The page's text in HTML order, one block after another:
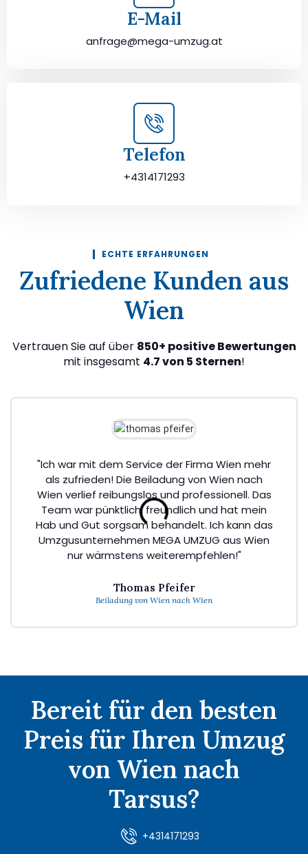
E-Mail
anfrage@mega-umzug.at
Telefon
+4314171293
ECHTE ERFAHRUNGEN
Zufriedene Kunden aus
Wien
Vertrauen Sie auf über 850+ positive Bewertungen
mit insgesamt 4.7 von 5 Sternen!
"Ich war mit dem Service der Firma Wien mehr
als zufrieden! Die Beiladung von Wien nach
Wien verlief reibungslos und professionell. Das
Team war pünktlich, freundlich und hat mein
Hab und Gut sorgsam behandelt. Ich kann das
Umzgusunternehmen MEGA UMZUG aus Wien
nur wärmstens weiterempfehlen!"
Thomas Pfeifer
Beiladung von Wien nach Wien
Bereit für den besten
Preis für Ihren Umzug
von Wien nach
Tarsus?
+4314171293